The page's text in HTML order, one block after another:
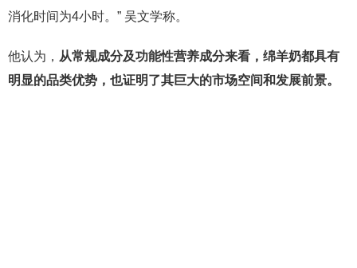
消化时间为4小时。” 吴文学称。
他认为， 从常规成分及功能性营养成分来看，绵羊奶都具有
明显的品类优势，也证明了其巨大的市场空间和发展前景。